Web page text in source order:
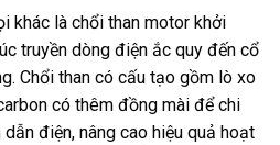
khác là chổi than motor khởi
truyền dòng điện ắc quy đến cổ
Chổi than có cấu tạo gồm lò xo
có thêm đồng mài để chi
điện, nâng cao hiệu quả hoạt